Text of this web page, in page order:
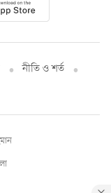
নীতি ও শর্ত